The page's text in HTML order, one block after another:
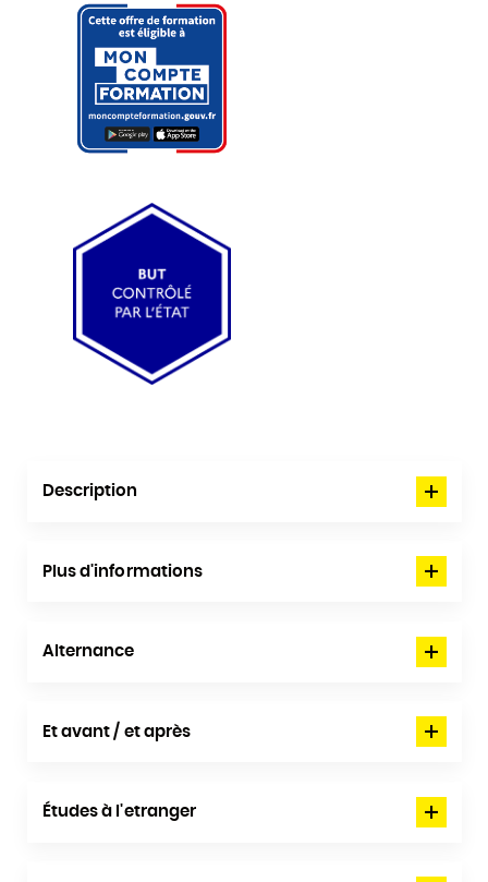
Description
Plus d'informations
Alternance
Et avant / et après
Études à l'etranger